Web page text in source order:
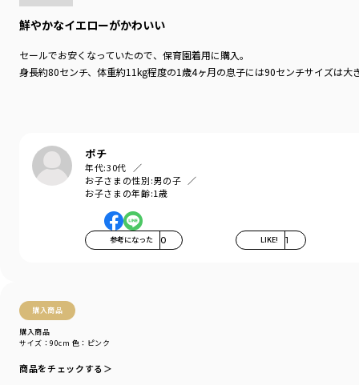
鮮やかなイエローがかわいい
セールでお安くなっていたので、保育園着用に購入。
身長約80センチ、体重約11kg程度の1歳4ヶ月の息子には90センチサイズは
ポチ
年代:30代
お子さまの性別:男の子
お子さまの年齢:1歳
参考になった 0 LIKE! 1
購入商品
購入商品
サイズ：90cm 色：ピンク
商品をチェックする＞
シーズン
カテゴリ
／トップス>
性別タイプ
／BOY
商品番号
／11-3105-362